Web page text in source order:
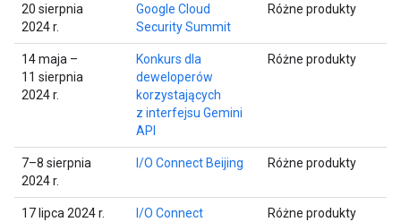
20 sierpnia
2024 r.
Google Cloud
Security Summit
Różne produkty
14 maja –
11 sierpnia
2024 r.
Konkurs dla
deweloperów
korzystających
z interfejsu Gemini
API
Różne produkty
7–8 sierpnia
2024 r.
I/O Connect Beijing Różne produkty
17 lipca 2024 r.
I/O Connect
Różne produkty